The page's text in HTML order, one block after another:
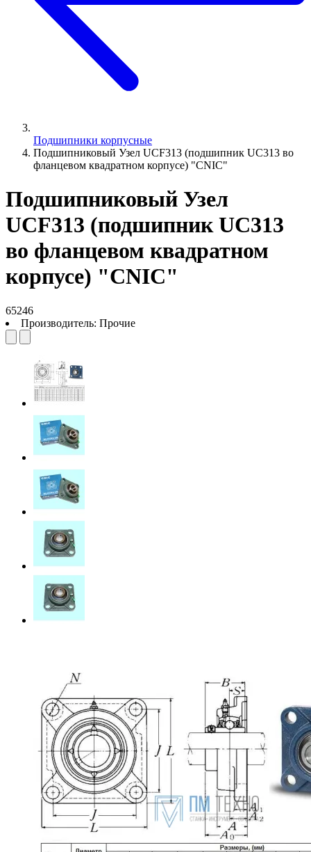
Подшипники корпусные
Подшипниковый Узел UCF313 (подшипник UC313 во
фланцевом квадратном корпусе) "CNIC"
Подшипниковый Узел
UCF313 (подшипник UC313
во фланцевом квадратном
корпусе) "CNIC"
65246
Производитель: Прочие